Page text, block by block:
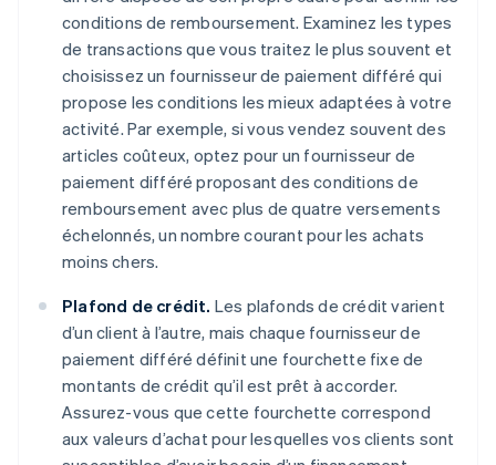
conditions de remboursement. Examinez les types
de transactions que vous traitez le plus souvent et
choisissez un fournisseur de paiement différé qui
propose les conditions les mieux adaptées à votre
activité. Par exemple, si vous vendez souvent des
articles coûteux, optez pour un fournisseur de
paiement différé proposant des conditions de
remboursement avec plus de quatre versements
échelonnés, un nombre courant pour les achats
moins chers.
Plafond de crédit. Les plafonds de crédit varient
d’un client à l’autre, mais chaque fournisseur de
paiement différé définit une fourchette fixe de
montants de crédit qu’il est prêt à accorder.
Assurez-vous que cette fourchette correspond
aux valeurs d’achat pour lesquelles vos clients sont